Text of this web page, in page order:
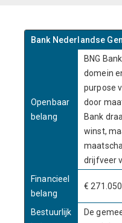
Bank Nederlandse
Openbaar
belang
BNG
domein
purpose
door
Bank
winst,
drijfveer
Financieel
belang
€
Bestuurlijk
De